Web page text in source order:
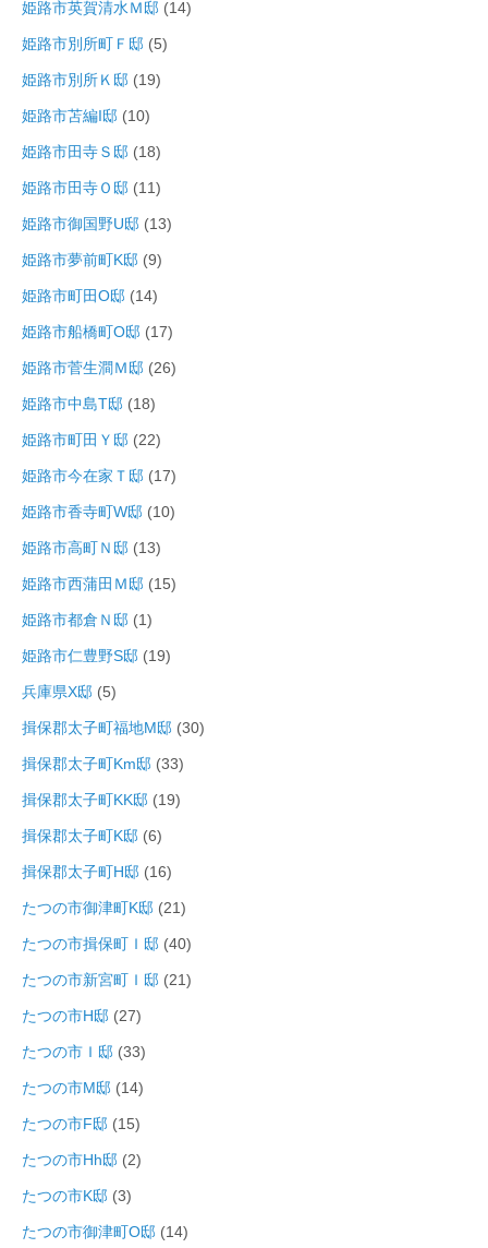
姫路市英賀清水Ｍ邸 (14)
姫路市別所町Ｆ邸 (5)
姫路市別所Ｋ邸 (19)
姫路市苫編I邸 (10)
姫路市田寺Ｓ邸 (18)
姫路市田寺Ｏ邸 (11)
姫路市御国野U邸 (13)
姫路市夢前町K邸 (9)
姫路市町田O邸 (14)
姫路市船橋町O邸 (17)
姫路市菅生澗Ｍ邸 (26)
姫路市中島T邸 (18)
姫路市町田Ｙ邸 (22)
姫路市今在家Ｔ邸 (17)
姫路市香寺町W邸 (10)
姫路市高町Ｎ邸 (13)
姫路市西蒲田Ｍ邸 (15)
姫路市都倉Ｎ邸 (1)
姫路市仁豊野S邸 (19)
兵庫県X邸 (5)
揖保郡太子町福地M邸 (30)
揖保郡太子町Km邸 (33)
揖保郡太子町KK邸 (19)
揖保郡太子町K邸 (6)
揖保郡太子町H邸 (16)
たつの市御津町K邸 (21)
たつの市揖保町Ｉ邸 (40)
たつの市新宮町Ｉ邸 (21)
たつの市H邸 (27)
たつの市Ｉ邸 (33)
たつの市M邸 (14)
たつの市F邸 (15)
たつの市Hh邸 (2)
たつの市K邸 (3)
たつの市御津町O邸 (14)